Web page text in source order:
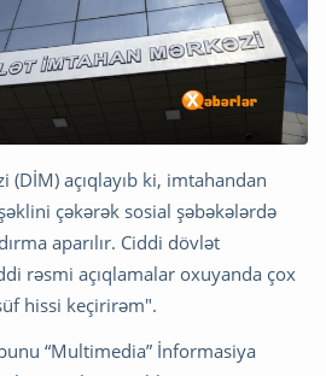
açıqlayıb ki, imtahandan
çəkərək sosial şəbəkələrdə
aparılır. Ciddi dövlət
rəsmi açıqlamalar oxuyanda çox
hissi keçirirəm".
“Multimedia” İnformasiya